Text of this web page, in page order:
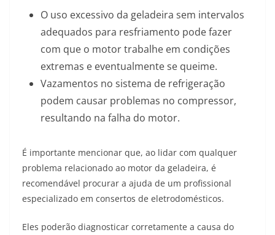
O uso excessivo da geladeira sem intervalos
adequados para resfriamento pode fazer
com que o motor trabalhe em condições
extremas e eventualmente se queime.
Vazamentos no sistema de refrigeração
podem causar problemas no compressor,
resultando na falha do motor.
É importante mencionar que, ao lidar com qualquer
problema relacionado ao motor da geladeira, é
recomendável procurar a ajuda de um profissional
especializado em consertos de eletrodomésticos.
Eles poderão diagnosticar corretamente a causa do